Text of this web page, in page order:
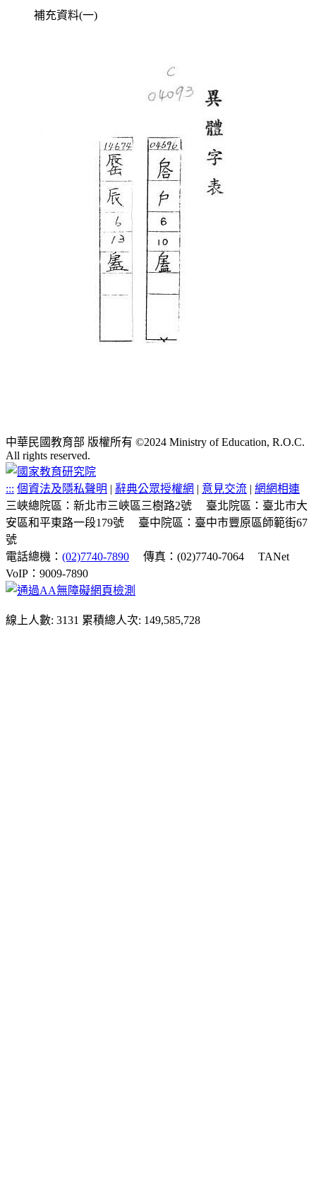
補充資料(一)
中華民國教育部 版權所有 ©2024 Ministry of Education, R.O.C.
All rights reserved.
::: 個資法及隱私聲明 | 辭典公眾授權網 | 意見交流 | 網網相連
三峽總院區：新北市三峽區三樹路2號
臺北院區：臺北市大
安區和平東路一段179號
臺中院區：臺中市豐原區師範街67
號
電話總機： (02)7740-7890 傳真：(02)7740-7064
TANet
VoIP：9009-7890
線上人數: 3131 累積總人次: 149,585,728